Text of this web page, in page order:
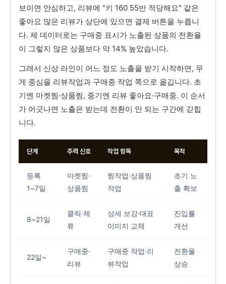
보이면 안심하고, 리뷰에 "키 160 55반 적당해요" 같은
좋아요 많은 리뷰가 상단에 있으면 결제 버튼을 누릅니
다. 제 데이터로는 구매중 표시가 노출된 상품의 전환율
이 그렇지 않은 상품보다 약 14% 높았습니다.
그래서 신상 라인이 어느 정도 노출을 받기 시작하면, 무
게 중심을 리뷰작업과 구매중 작업 쪽으로 옮깁니다. 초
기엔 마켓찜·상품찜, 중기엔 리뷰 좋아요·구매중. 이 순서
가 어긋나면 노출은 받는데 전환이 안 되는 구간에 갇힙
니다.
단계 주력 신호 작업 항목 목적
등록
1~7일
마켓찜·
상품찜
찜작업·상품찜
작업
초기 노
출 확보
8~21일
클릭·체
류
상세 보강·대표
이미지 교체
진입률
개선
22일~
구매중·
리뷰
구매중 작업·리
뷰작업
전환율
상승